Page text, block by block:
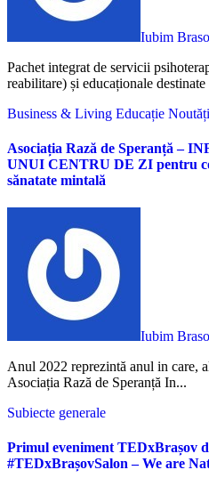
Iubim
Pachet integrat de servicii psihoterapeutice ( evaluare, abilitare și
reabilitare) și educaționale
Business & Living Educație Noutăți
Asociația Rază de Speranță –
UNUI CENTRU DE ZI pentru
sănatate mintală
Iubim
Anul 2022 reprezintă anul in care, alături de societatea civilă,
Asociația Rază de Speranță In...
Subiecte generale
Primul eveniment TEDxBrașov
#TEDxBrașovSalon – We are